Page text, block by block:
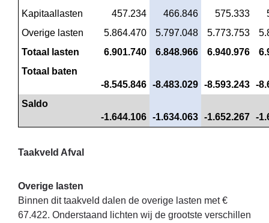
Kapitaallasten 457.234 466.846 575.333
Overige lasten
5.864.470 5.797.048 5.773.753
Totaal lasten
6.901.740 6.848.966 6.940.976
Totaal baten
-8.545.846 -8.483.029 -8.593.243 -
Saldo
-1.644.106 -1.634.063 -1.652.267 -
Taakveld Afval
Overige lasten
Binnen dit taakveld dalen de overige lasten met €
67.422. Onderstaand lichten wij de grootste verschillen